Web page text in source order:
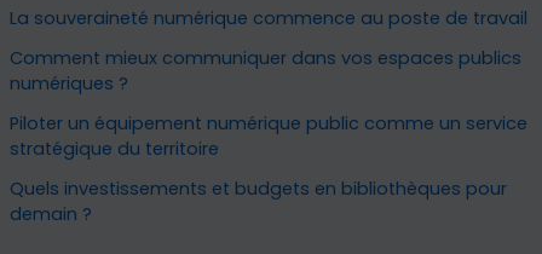
La souveraineté numérique commence au poste de travail
Comment mieux communiquer dans vos espaces publics
numériques ?
Piloter un équipement numérique public comme un service
stratégique du territoire
Quels investissements et budgets en bibliothèques pour
demain ?